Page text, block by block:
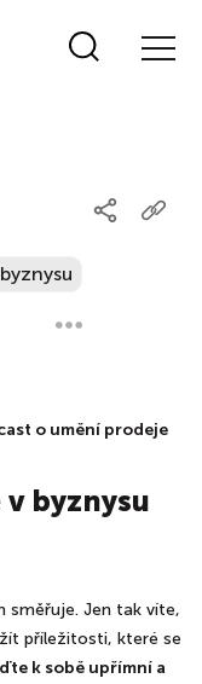
o umění prodeje
byznysu
směřuje. Jen tak víte,
příležitosti, které se
k sobě upřímní a